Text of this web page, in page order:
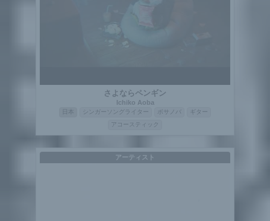
さよならペンギン
Ichiko Aoba
シンガーソングライター ボサノバ
ギター
アコースティック
アーティスト